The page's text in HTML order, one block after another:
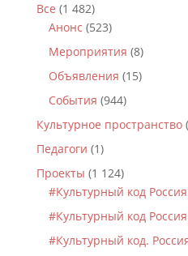
Все (1 482)
Анонс (523)
Мероприятия (8)
Объявления (15)
События (944)
Культурное пространство
Педагоги (1)
Проекты (1 124)
#Культурный код
#Культурный код
#Культурный код.